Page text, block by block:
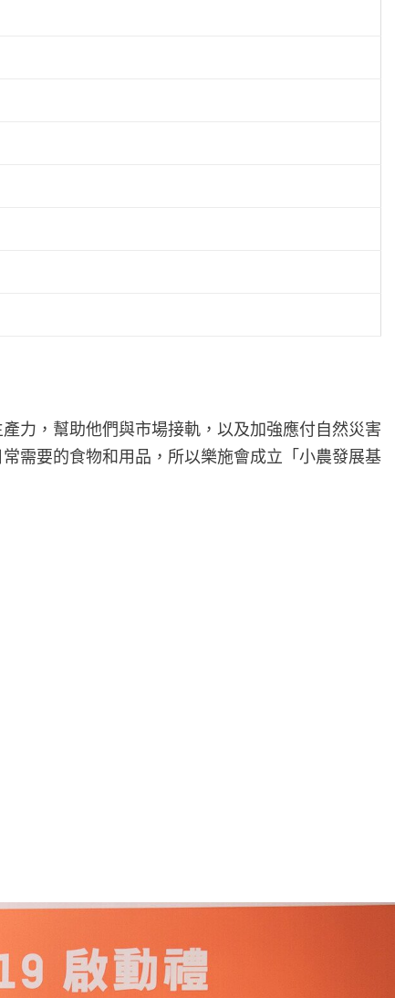
力，幫助他們與市場接軌，以及加強應付自然災害
需要的食物和用品，所以樂施會成立「小農發展基